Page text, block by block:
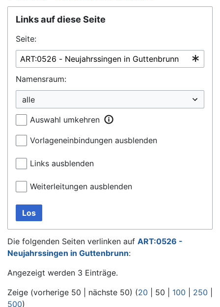
Wechseln zu:Navigation,Suche
Links auf diese Seite
Seite:
Namensraum:
Auswahl umkehren
Vorlageneinbindungen ausblenden
Links ausblenden
Weiterleitungen ausblenden
Los
Die folgenden Seiten verlinken auf ART:0526 -
Neujahrssingen in Guttenbrunn:
Angezeigt werden 3 Einträge.
Zeige (vorherige 50 nächste 50) (20 50 100 250
500)